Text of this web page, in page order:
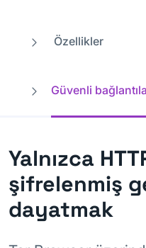
Özellikler
Güvenli
Yalnızca
şifrelenmiş
dayatmak